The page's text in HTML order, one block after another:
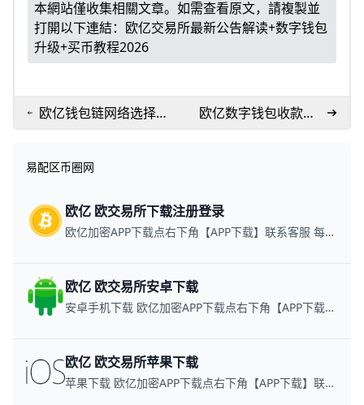
本網站僅收集相關文章。如需查看原文，請複製並
打開以下連結： 欧亿交易所最新公告解读+数字钱包
升级+买币教程2026
欧亿钱包链网络选择与
提币全攻略：买币教程
欧亿数字钱包收款转
账教程
易配区币圈网
欧亿 欧交易所下载注册登录
欧亿加密APP下载点右下角【APP下载】联系客服 每日更新可用链接
欧亿 欧交易所安卓下载
安卓手机下载 欧亿加密APP下载点右下角【APP下载】联系客服 每日更新可用链接
欧亿 欧交易所苹果下载
苹果下载 欧亿加密APP下载点右下角【APP下载】联系客服 每日更新可用链接